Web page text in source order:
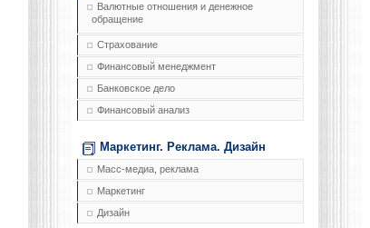
Валютные отношения и денежное
обращение
Страхование
Финансовый менеджмент
Банковское дело
Финансовый анализ
Маркетинг. Реклама. Дизайн
Масс-медиа, реклама
Маркетинг
Дизайн